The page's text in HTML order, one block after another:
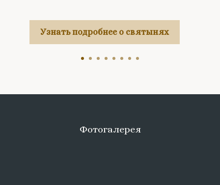
Узнать подробнее о святынях
Фотогалерея